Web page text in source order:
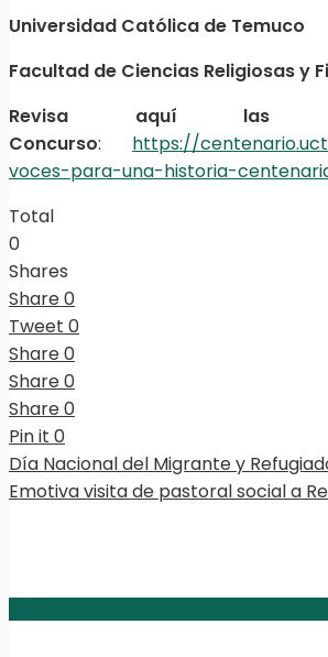
Universidad Católica de Temuco
Facultad de Ciencias Religiosas y
Revisa aquí las
Concurso: https://
voces-para-una-historia-
Total
0
Shares
Share0
Tweet 0
Share0
Share0
Share0
Pin it 0
Día Nacional del Migrante y
Emotiva visita de pastoral social a